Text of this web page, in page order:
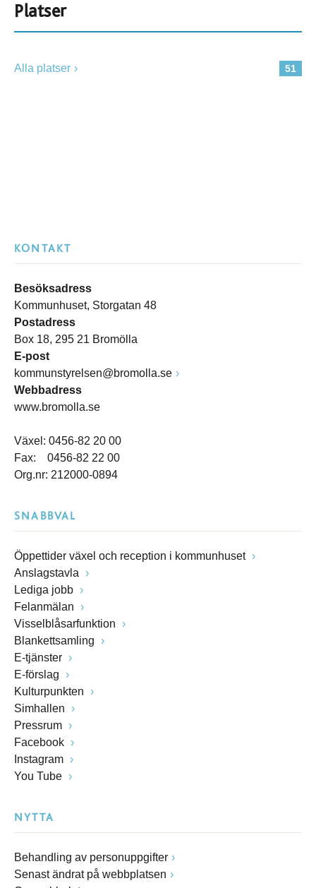
Platser
51
Alla platser
KONTAKT
Besöksadress
Kommunhuset, Storgatan 48
Postadress
Box 18, 295 21 Bromölla
E-post
kommunstyrelsen@bromolla.se
Webbadress
www.bromolla.se
Växel: 0456-82 20 00
Fax: 0456-82 22 00
Org.nr: 212000-0894
SNABBVAL
Öppettider växel och reception i kommunhuset
Anslagstavla
Lediga jobb
Felanmälan
Visselblåsarfunktion
Blankettsamling
E-tjänster
E-förslag
Kulturpunkten
Simhallen
Pressrum
Facebook
Instagram
You Tube
NYTTA
Behandling av personuppgifter
Senast ändrat på webbplatsen